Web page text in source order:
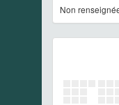
Non